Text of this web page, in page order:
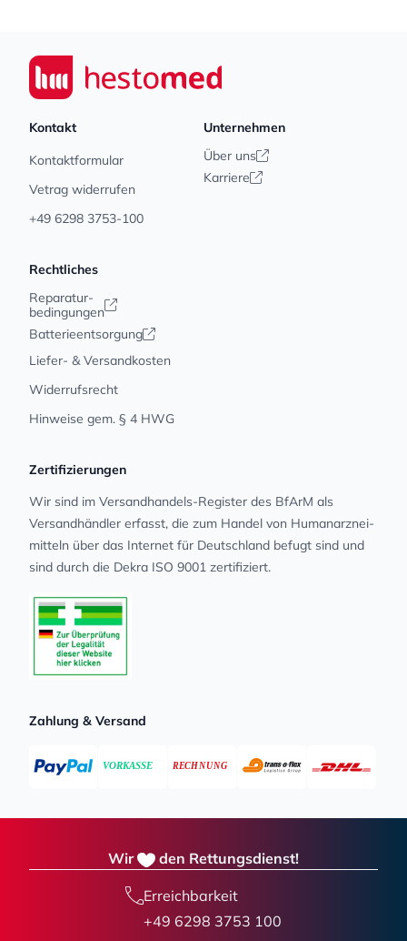
Seiwert GmbH
Kontakt
Kontaktformular
Vetrag widerrufen
+49 6298 3753-100
Unternehmen
Über uns
Karriere
Rechtliches
Reparatur-
bedingungen
Batterieentsorgung
Liefer- & Versandkosten
Widerrufsrecht
Hinweise gem. § 4 HWG
Zertifizierungen
Wir sind im Versandhandels-Register des BfArM als
Versandhändler erfasst, die zum Handel von Human­arz­nei­
mit­teln über das Internet für Deutschland befugt sind und
sind durch die Dekra ISO 9001 zertifiziert.
Zahlung & Versand
Wir den Rettungsdienst!
Erreichbarkeit
+49 6298 3753 100